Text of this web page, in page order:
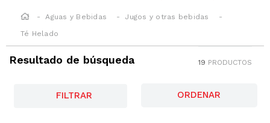
Aguas y Bebidas
Jugos y otras bebidas
Té Helado
Resultado de búsqueda 19 PRODUCTOS
FILTRAR